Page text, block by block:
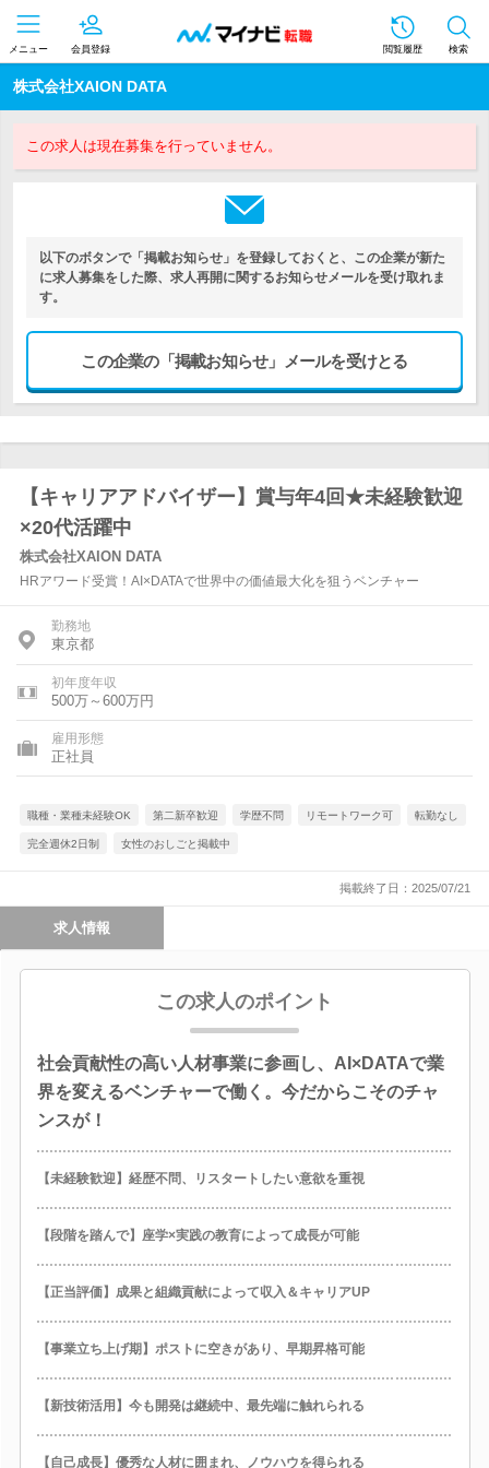
メニュー 会員登録 閲覧履歴 検索
株式会社XAION DATA
この求人は現在募集を行っていません。
以下のボタンで「掲載お知らせ」を登録しておくと、この企業が新た
に求人募集をした際、求人再開に関するお知らせメールを受け取れま
す。
この企業の「掲載お知らせ」メールを受けとる
【キャリアアドバイザー】賞与年4回★未経験歓迎
×20代活躍中
株式会社XAION DATA
HRアワード受賞！AI×DATAで世界中の価値最大化を狙うベンチャー
勤務地
東京都
初年度年収
500万～600万円
雇用形態
正社員
職種・業種未経験OK 第二新卒歓迎 学歴不問 リモートワーク可 転勤なし
完全週休2日制 女性のおしごと掲載中
掲載終了日：2025/07/21
求人情報
この求人のポイント
社会貢献性の高い人材事業に参画し、AI×DATAで業
界を変えるベンチャーで働く。今だからこそのチャ
ンスが！
【未経験歓迎】経歴不問、リスタートしたい意欲を重視
【段階を踏んで】座学×実践の教育によって成長が可能
【正当評価】成果と組織貢献によって収入＆キャリアUP
【事業立ち上げ期】ポストに空きがあり、早期昇格可能
【新技術活用】今も開発は継続中、最先端に触れられる
【自己成長】優秀な人材に囲まれ、ノウハウを得られる